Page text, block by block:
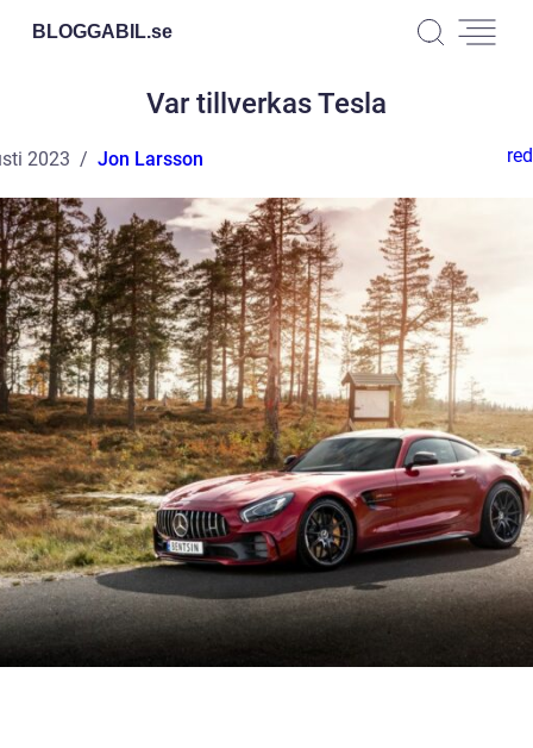
BLOGGABIL.se
Var tillverkas Tesla
2023 Jon Larsson